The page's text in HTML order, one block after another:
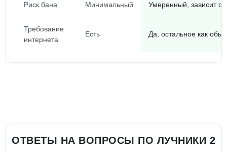
Риск бана Минимальный Умеренный, зависит
Требование
интернета
Есть Да, остальное как
ОТВЕТЫ НА ВОПРОСЫ ПО ЛУЧНИКИ 2